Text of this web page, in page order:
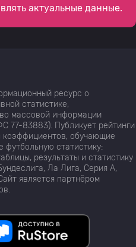
актуальные данные.
ресурс о
статистике,
массовой информации
77-83883). Публикует рейтинги
коэффициентов, обучающие
футбольную статистику:
результаты и статистику
Ла Лига, Серия А,
является партнёром